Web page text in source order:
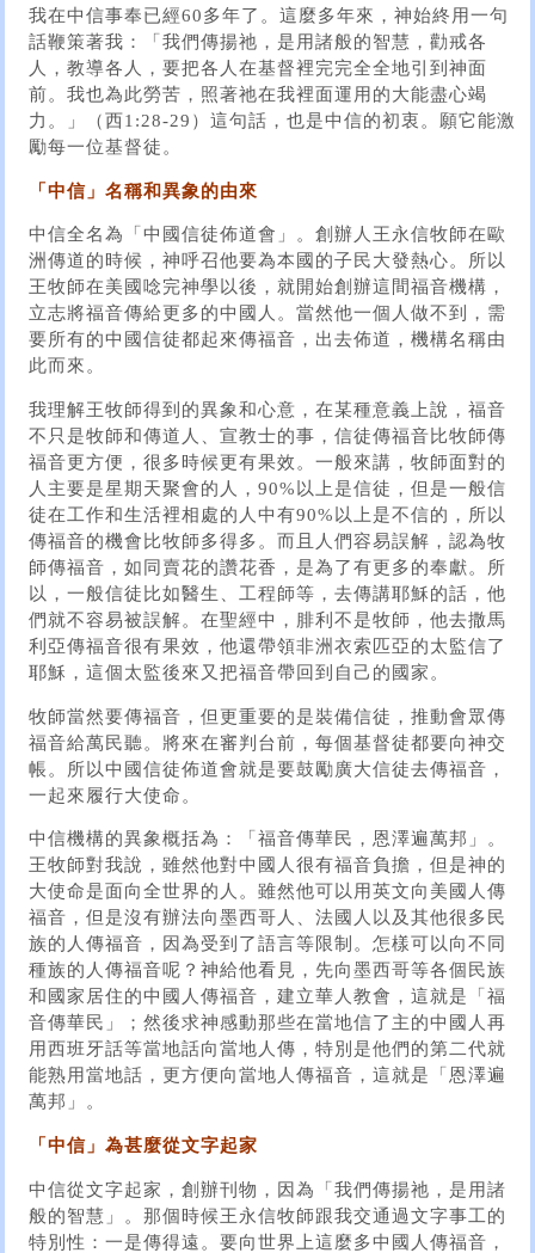
我在中信事奉已經60多年了。這麼多年來，神始終用一句
話鞭策著我：「我們傳揚祂，是用諸般的智慧，勸戒各
人，教導各人，要把各人在基督裡完完全全地引到神面
前。我也為此勞苦，照著祂在我裡面運用的大能盡心竭
力。」（西1:28-29）這句話，也是中信的初衷。願它能激
勵每一位基督徒。
「中信」名稱和異象的由來
中信全名為「中國信徒佈道會」。創辦人王永信牧師在歐
洲傳道的時候，神呼召他要為本國的子民大發熱心。所以
王牧師在美國唸完神學以後，就開始創辦這間福音機構，
立志將福音傳給更多的中國人。當然他一個人做不到，需
要所有的中國信徒都起來傳福音，出去佈道，機構名稱由
此而來。
我理解王牧師得到的異象和心意，在某種意義上說，福音
不只是牧師和傳道人、宣教士的事，信徒傳福音比牧師傳
福音更方便，很多時候更有果效。一般來講，牧師面對的
人主要是星期天聚會的人，90%以上是信徒，但是一般信
徒在工作和生活裡相處的人中有90%以上是不信的，所以
傳福音的機會比牧師多得多。而且人們容易誤解，認為牧
師傳福音，如同賣花的讚花香，是為了有更多的奉獻。所
以，一般信徒比如醫生、工程師等，去傳講耶穌的話，他
們就不容易被誤解。在聖經中，腓利不是牧師，他去撒馬
利亞傳福音很有果效，他還帶領非洲衣索匹亞的太監信了
耶穌，這個太監後來又把福音帶回到自己的國家。
牧師當然要傳福音，但更重要的是裝備信徒，推動會眾傳
福音給萬民聽。將來在審判台前，每個基督徒都要向神交
帳。所以中國信徒佈道會就是要鼓勵廣大信徒去傳福音，
一起來履行大使命。
中信機構的異象概括為：「福音傳華民，恩澤遍萬邦」。
王牧師對我說，雖然他對中國人很有福音負擔，但是神的
大使命是面向全世界的人。雖然他可以用英文向美國人傳
福音，但是沒有辦法向墨西哥人、法國人以及其他很多民
族的人傳福音，因為受到了語言等限制。怎樣可以向不同
種族的人傳福音呢？神給他看見，先向墨西哥等各個民族
和國家居住的中國人傳福音，建立華人教會，這就是「福
音傳華民」；然後求神感動那些在當地信了主的中國人再
用西班牙話等當地話向當地人傳，特別是他們的第二代就
能熟用當地話，更方便向當地人傳福音，這就是「恩澤遍
萬邦」。
「中信」為甚麼從文字起家
中信從文字起家，創辦刊物，因為「我們傳揚祂，是用諸
般的智慧」。那個時候王永信牧師跟我交通過文字事工的
特別性：一是傳得遠。要向世界上這麼多中國人傳福音，